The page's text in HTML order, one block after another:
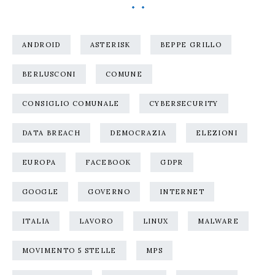
ANDROID ASTERISK BEPPE GRILLO
BERLUSCONI COMUNE
CONSIGLIO COMUNALE CYBERSECURITY
DATA BREACH DEMOCRAZIA ELEZIONI
EUROPA FACEBOOK GDPR
GOOGLE GOVERNO INTERNET
ITALIA LAVORO LINUX MALWARE
MOVIMENTO 5 STELLE MPS